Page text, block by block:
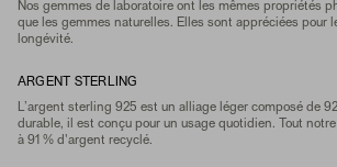
Nos gemmes de laboratoire ont les mêmes propriétés
que les gemmes naturelles. Elles sont appréciées pour
longévité.
ARGENT STERLING
L’argent sterling 925 est un alliage léger composé de
durable, il est conçu pour un usage quotidien. Tout
à 91 % d'argent recyclé.